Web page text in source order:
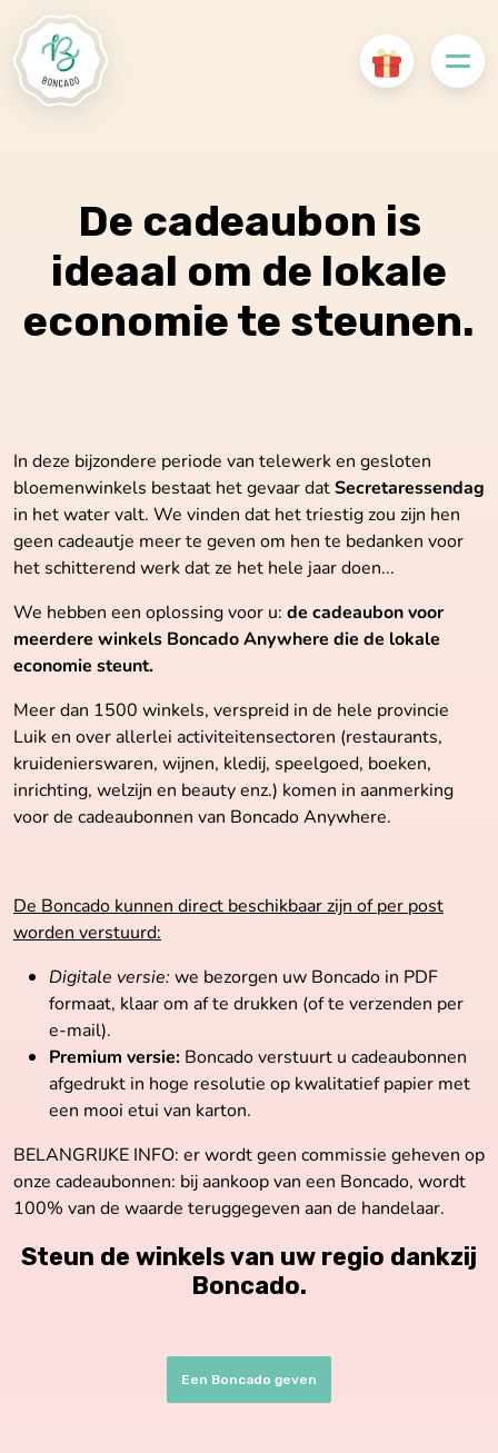
De cadeaubon is
ideaal om de lokale
economie te steunen.
In deze bijzondere periode van telewerk en gesloten
bloemenwinkels bestaat het gevaar datSecretaressendag
in het water valt. We vinden dat het triestig zou zijn hen
geen cadeautje meer te geven om hen te bedanken voor
het schitterend werk dat ze het hele jaar doen...
We hebben een oplossing voor u: de cadeaubon voor
meerdere winkels Boncado Anywhere die de lokale
economie steunt.
Meer dan 1500 winkels, verspreid in de hele provincie
Luik en over allerlei activiteitensectoren (restaurants,
kruidenierswaren, wijnen, kledij, speelgoed, boeken,
inrichting, welzijn en beauty enz.) komen in aanmerking
voor de cadeaubonnen van Boncado Anywhere.
De Boncado kunnen direct beschikbaar zijn of per post
worden verstuurd:
Digitale versie: we bezorgen uw Boncado in PDF
formaat, klaar om af te drukken (of te verzenden per
e-mail).
Premium versie: Boncado verstuurt u cadeaubonnen
afgedrukt in hoge resolutie op kwalitatief papier met
een mooi etui van karton.
BELANGRIJKE INFO: er wordt geen commissie geheven op
onze cadeaubonnen: bij aankoop van een Boncado, wordt
100% van de waarde teruggegeven aan de handelaar.
Steun de winkels van uw regio dankzij
Boncado.
Een Boncado geven